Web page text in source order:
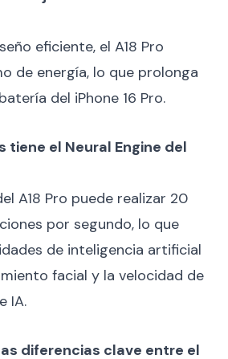
eficiente, el A18 Pro
de energía, lo que prolonga
del iPhone 16 Pro.
tiene el Neural Engine del
A18 Pro puede realizar 20
por segundo, lo que
de inteligencia artificial
facial y la velocidad de
IA.
diferencias clave entre el